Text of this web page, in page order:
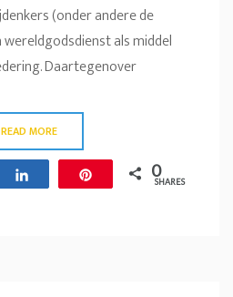
(onder andere de
als middel
Daartegenover
READ MORE
0
SHARES